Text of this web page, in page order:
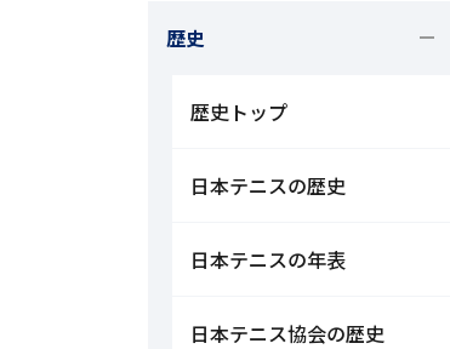
歴史
歴史トップ
日本テニスの歴史
日本テニスの年表
日本テニス協会の歴史